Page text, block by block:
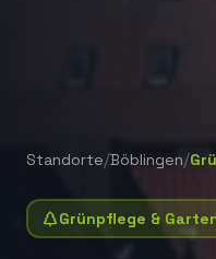
Standorte/Böblingen/
Grünpflege &